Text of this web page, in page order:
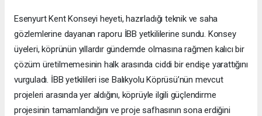
Esenyurt Kent Konseyi heyeti, hazırladığı teknik ve saha
gözlemlerine dayanan raporu İBB yetkililerine sundu. Konsey
üyeleri, köprünün yıllardır gündemde olmasına rağmen kalıcı bir
çözüm üretilmemesinin halk arasında ciddi bir endişe yarattığını
vurguladı. İBB yetkilileri ise Balıkyolu Köprüsü’nün mevcut
projeleri arasında yer aldığını, köprüyle ilgili güçlendirme
projesinin tamamlandığını ve proje safhasının sona erdiğini